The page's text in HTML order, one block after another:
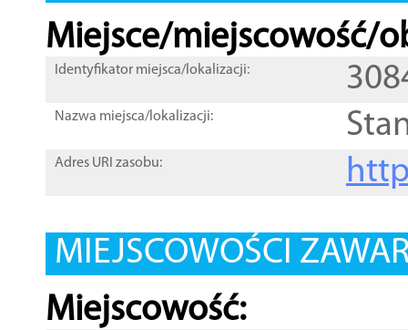
Miejsce/miejscowość/
Identyfikator miejsca/lokalizacji:
Nazwa miejsca/lokalizacji:
Adres URI zasobu:
MIEJSCOWOŚCI
Miejscowość: